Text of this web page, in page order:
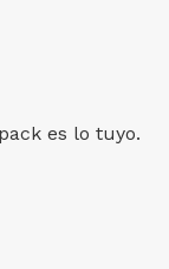
es lo tuyo.